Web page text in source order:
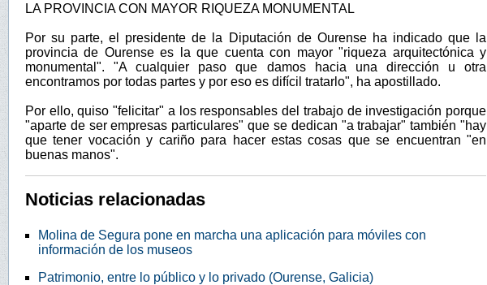
LA PROVINCIA CON MAYOR RIQUEZA MONUMENTAL
Por su parte, el presidente de la Diputación de Ourense ha indicado que la
provincia de Ourense es la que cuenta con mayor "riqueza arquitectónica y
monumental". "A cualquier paso que damos hacia una dirección u otra
encontramos por todas partes y por eso es difícil tratarlo", ha apostillado.
Por ello, quiso "felicitar" a los responsables del trabajo de investigación porque
"aparte de ser empresas particulares" que se dedican "a trabajar" también "hay
que tener vocación y cariño para hacer estas cosas que se encuentran "en
buenas manos".
Noticias relacionadas
Molina de Segura pone en marcha una aplicación para móviles con
información de los museos
Patrimonio, entre lo público y lo privado (Ourense, Galicia)